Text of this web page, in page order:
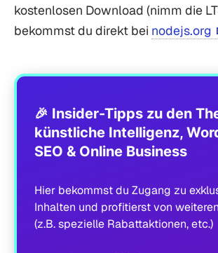
kostenlosen Download (nimm die
bekommst du direkt bei nodejs.org
🎉 Insider-Tipps zu den
künstliche Intelligenz,
SEO & Online Business
Hier bekommst du Zugang zu
Inhalten und profitierst von
(z.B. spezielle Rabattaktionen, etc.)